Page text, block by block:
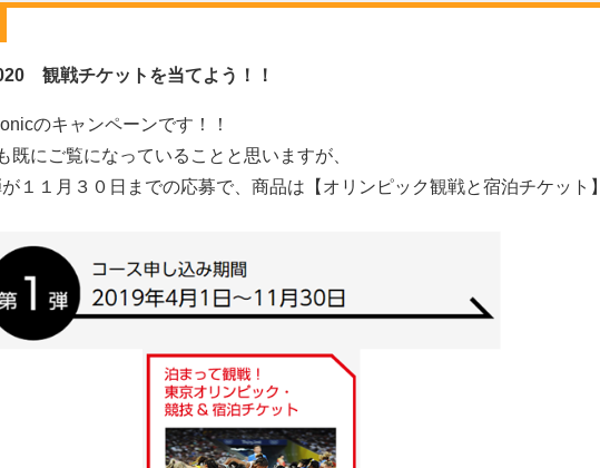
観戦チケットを当てよう！！
のキャンペーンです！！
既にご覧になっていることと思いますが、
１１月３０日までの応募で、商品は【オリンピック観戦と宿泊チケット】